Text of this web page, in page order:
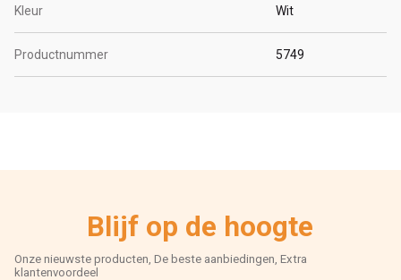
Kleur Wit
Productnummer 5749
Blijf op de hoogte
Onze nieuwste producten, De beste aanbiedingen, Extra
klantenvoordeel